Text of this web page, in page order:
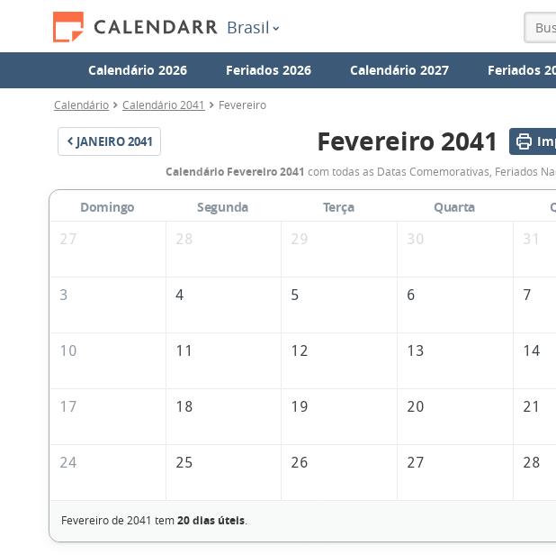
Brasil
Calendário 2026 Feriados 2026 Calendário 2027 Feriados
Calendário Calendário 2041 Fevereiro
JANEIRO2041
de
Fevereiro 2041
Calendário Fevereiro 2041 com todas as Datas Comemorativas, Feriados
Domingo Segunda Terça Quarta
27
28 29 30 31
3 4 5 6 7
10 11 12 13 14
17 18 19 20 21
24 25 26 27 28
Fevereiro de 2041 tem20 dias úteis.